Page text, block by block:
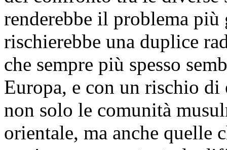
renderebbe il problema
rischierebbe una duplice
che sempre più spesso
Europa, e con un rischio di
non solo le comunità
orientale, ma anche quelle